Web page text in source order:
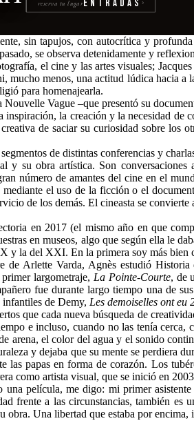
reserva tu lugarEntradas ›
sin tapujos, con autocrítica y
se observa detenidamente y
el cine y las artes visuales;
mucho menos, una actitud lúdica hacia
para homenajearla.
Vague –que presentó su
la creación y la necesidad
de saciar su curiosidad sobre los
de distintas conferencias y
y su obra artística. Son
número de amantes del cine en el
el uso de la ficción o el
de los demás. El cineasta se
en 2017 (el mismo año en que
en museos, algo que según ella le
y la del XXI. En la primera soy más bien
de Arlette Varda, Agnès estudió
largometraje, La Pointe-Courte, de
fue durante largo tiempo una de
de Demy, Les demoiselles ont eu
que cada nueva búsqueda de
e incluso, cuando no las tenía cerca,
arena, el color del agua y el sonido
y dejaba que su mente se perdiera
las papas en forma de corazón. Los
como artista visual, que se inició en
una película, me digo: mi primer
frente a las circunstancias, también
obra. Una libertad que estaba por